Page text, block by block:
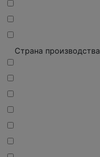
Страна производства